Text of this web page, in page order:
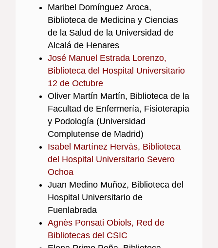
Maribel Domínguez Aroca,
Biblioteca de Medicina y Ciencias
de la Salud de la Universidad de
Alcalá de Henares
José Manuel Estrada Lorenzo,
Biblioteca del Hospital Universitario
12 de Octubre
Oliver Martín Martín, Biblioteca de la
Facultad de Enfermería, Fisioterapia
y Podología (Universidad
Complutense de Madrid)
Isabel Martínez Hervás, Biblioteca
del Hospital Universitario Severo
Ochoa
Juan Medino Muñoz, Biblioteca del
Hospital Universitario de
Fuenlabrada
Agnès Ponsati Obiols, Red de
Bibliotecas del CSIC